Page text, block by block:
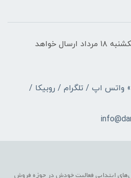
تمامی سفارشات جدید ، یکشنبه ۱۸ مرداد ارسال خواهد
واتس اپ / تلگرام / روبیکا /
ابتدایی فعالیت خودش در حوزه فروش